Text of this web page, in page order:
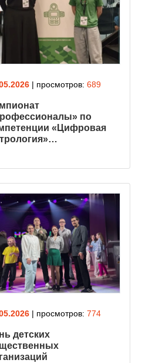
| просмотров: 689
по
«Цифровая
| просмотров: 774
детских